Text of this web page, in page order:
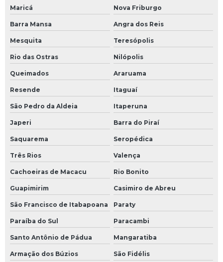
Maricá Nova Friburgo
Barra Mansa Angra dos Reis
Mesquita Teresópolis
Rio das Ostras Nilópolis
Queimados Araruama
Resende Itaguaí
São Pedro da Aldeia Itaperuna
Japeri Barra do Piraí
Saquarema Seropédica
Três Rios Valença
Cachoeiras de Macacu Rio Bonito
Guapimirim Casimiro de Abreu
São Francisco de Itabapoana Paraty
Paraíba do Sul Paracambi
Santo Antônio de Pádua Mangaratiba
Armação dos Búzios São Fidélis